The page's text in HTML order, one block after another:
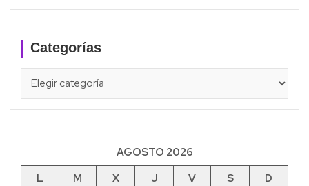
Categorías
AGOSTO 2026
L
M X J V S
D